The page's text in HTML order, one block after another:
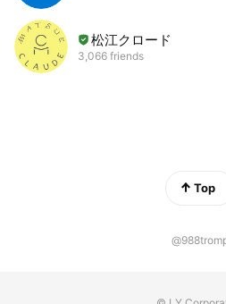
松江クロード
3,066 friends
Top